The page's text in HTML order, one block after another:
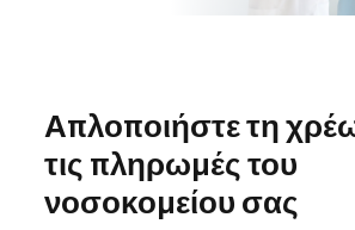
Απλοποιήστε τη
τις πληρωμές του
νοσοκομείου σας